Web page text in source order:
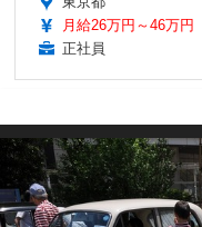
月給26万円～46万円
正社員